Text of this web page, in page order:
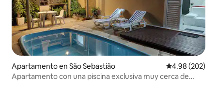
Apartamento en São Sebastião Calificación
4.98 (202)
Apartamento con una piscina exclusiva muy cerca de